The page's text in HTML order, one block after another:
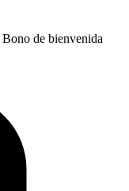
de bienvenida